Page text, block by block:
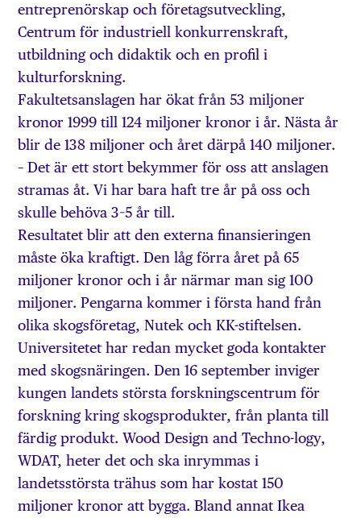
entreprenörskap och företagsutveckling,
Centrum för industriell konkurrenskraft,
utbildning och didaktik och en profil i
kulturforskning.
Fakultetsanslagen har ökat från 53 miljoner
kronor 1999 till 124 miljoner kronor i år. Nästa år
blir de 138 miljoner och året därpå 140 miljoner.
– Det är ett stort bekymmer för oss att anslagen
stramas åt. Vi har bara haft tre år på oss och
skulle behöva 3–5 år till.
Resultatet blir att den externa finansieringen
måste öka kraftigt. Den låg förra året på 65
miljoner kronor och i år närmar man sig 100
miljoner. Pengarna kommer i första hand från
olika skogsföretag, Nutek och KK-stiftelsen.
Universitetet har redan mycket goda kontakter
med skogsnäringen. Den 16 september inviger
kungen landets största forskningscentrum för
forskning kring skogsprodukter, från planta till
färdig produkt. Wood Design and Techno-logy,
WDAT, heter det och ska inrymmas i
landetsstörsta trähus som har kostat 150
miljoner kronor att bygga. Bland annat Ikea